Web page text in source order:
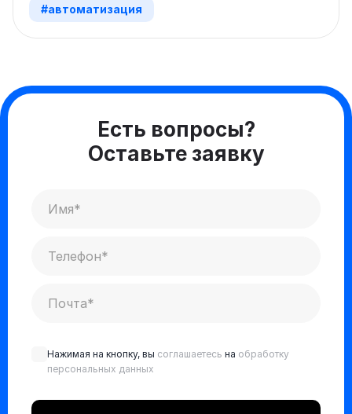
#автоматизация
Есть вопросы?
Оставьте заявку
Нажимая на кнопку, вы соглашаетесь на обработку
персональных данных